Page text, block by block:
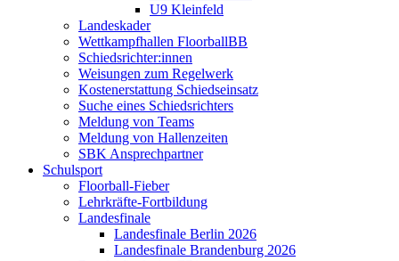
U9 Kleinfeld
Landeskader
Wettkampfhallen FloorballBB
Schiedsrichter:innen
Weisungen zum Regelwerk
Kostenerstattung Schiedseinsatz
Suche eines Schiedsrichters
Meldung von Teams
Meldung von Hallenzeiten
SBK Ansprechpartner
Schulsport
Floorball-Fieber
Lehrkräfte-Fortbildung
Landesfinale
Landesfinale Berlin 2026
Landesfinale Brandenburg 2026